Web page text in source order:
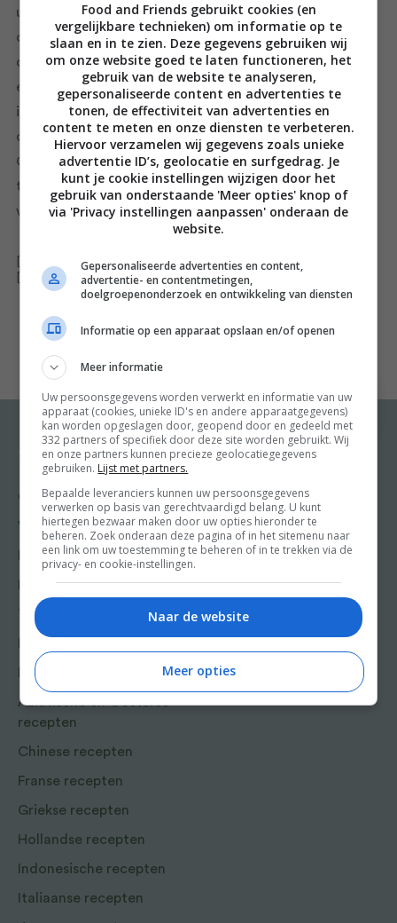
uit haar jeugd. Haar doel met dit boek is om de liefde,
de zonneschijn en de vrolijkheid van de Caribisch-
creoolse keuken te verspreiden. De creoolse keuken is
een van de oudste fusionkeukens ter wereld; hij zit vol
invloeden van de eeuwenlange handelsgeschiedenis en
de gemengde culturen van haar ’thuiseilanden’
Guadeloupe en Martinique. Dit kleurrijke boek staat vol
traditionele gerechten… en met heerlijke rumcocktails
voor erbij.
[ywfbt_form product_id="34551"]
[recently_viewed_products]
Recepten
Gangen
Voorgerecht
Hoofdgerecht
Nagerecht
Tussengerecht
Bakrecepten
Aziatische en Oosterse
recepten
Chinese recepten
Franse recepten
Griekse recepten
Hollandse recepten
Indonesische recepten
Italiaanse recepten
Meer van Food and
Shop
Food & Travel
Kooktips
Food and Friends gebruikt cookies (en
vergelijkbare technieken) om informatie op te
slaan en in te zien. Deze gegevens gebruiken wij
om onze website goed te laten functioneren, het
gebruik van de website te analyseren,
gepersonaliseerde content en advertenties te
tonen, de effectiviteit van advertenties en
content te meten en onze diensten te verbeteren.
Hiervoor verzamelen wij gegevens zoals unieke
advertentie ID’s, geolocatie en surfgedrag. Je
kunt je cookie instellingen wijzigen door het
gebruik van onderstaande 'Meer opties' knop of
via 'Privacy instellingen aanpassen' onderaan de
website.
Gepersonaliseerde advertenties en content,
advertentie- en contentmetingen,
doelgroepenonderzoek en ontwikkeling van diensten
Informatie op een apparaat opslaan en/of openen
Meer informatie
Uw persoonsgegevens worden verwerkt en informatie van uw
apparaat (cookies, unieke ID's en andere apparaatgegevens)
kan worden opgeslagen door, geopend door en gedeeld met
332 partners of specifiek door deze site worden gebruikt. Wij
en onze partners kunnen precieze geolocatiegegevens
gebruiken. Lijst met partners.
Bepaalde leveranciers kunnen uw persoonsgegevens
verwerken op basis van gerechtvaardigd belang. U kunt
hiertegen bezwaar maken door uw opties hieronder te
beheren. Zoek onderaan deze pagina of in het sitemenu naar
een link om uw toestemming te beheren of in te trekken via de
privacy- en cookie-instellingen.
Naar de website
Meer opties